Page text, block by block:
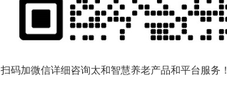
扫码加微信详细咨询太和智慧养老产品和平台服务！